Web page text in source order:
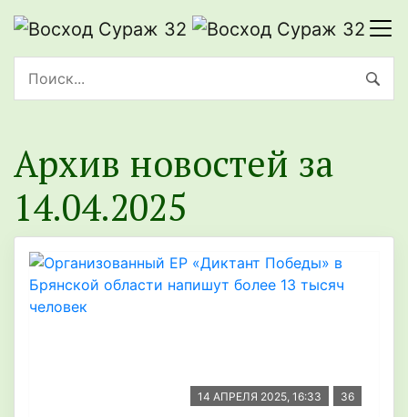
Архив новостей за
14.04.2025
14 АПРЕЛЯ 2025, 16:33 36